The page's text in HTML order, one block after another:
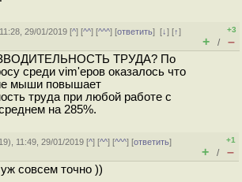
29/01/2019 [^] [^^] [^^^] [ответить][↓] [↑]
+3
+ / –
ТРУДА? По
среди vim'еров оказалось что
мыши повышает
труда при любой работе с
на 285%.
19), 11:49, 29/01/2019 [^] [^^] [^^^] [ответить]
+1
+ / –
совсем точно ))